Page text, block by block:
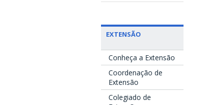
EXTENSÃO
Conheça a Extensão
Coordenação de
Extensão
Colegiado de